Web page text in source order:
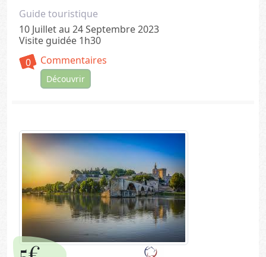
Guide touristique
10 Juillet au 24 Septembre 2023
Visite guidée 1h30
0
Commentaires
Découvrir